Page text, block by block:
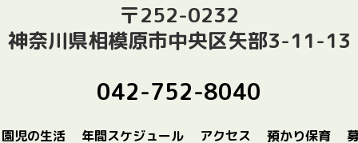
〒252-0232
神奈川県相模原市中央区矢部3-11-13
042-752-8040
園児の生活 年間スケジュール アクセス 預かり保育